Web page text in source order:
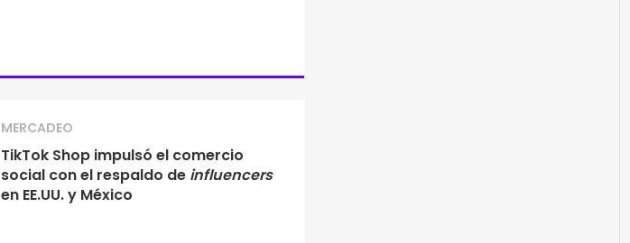
MERCADEO
TikTok Shop impulsó el comercio
social con el respaldo de influencers
en EE.UU. y México